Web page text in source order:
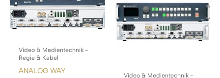
Video & Medientechnik -
Regie & Kabel
ANALOG WAY
Video & Medientechnik -